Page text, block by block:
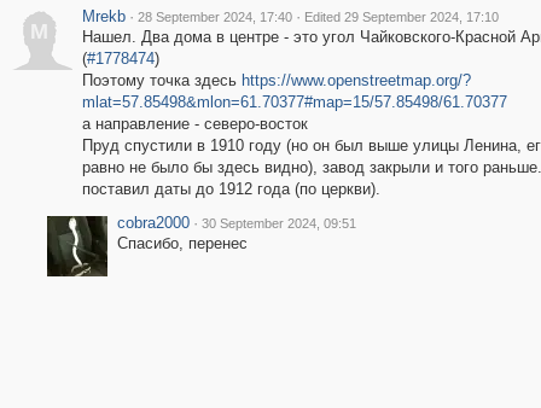
M
Mrekb · 28 September 2024, 17:40 · Edited 29 September 2024, 17:10
Нашел. Два дома в центре - это угол Чайковского-Красной
(#1778474)
Поэтому точка здесь https://www.openstreetmap.org/?
mlat=57.85498&mlon=61.70377#map=15/57.85498/61.70377
а направление - северо-восток
Пруд спустили в 1910 году (но он был выше улицы Ленина,
равно не было бы здесь видно), завод закрыли и того
поставил даты до 1912 года (по церкви).
cobra2000 · 30 September 2024, 09:51
Спасибо, перенес